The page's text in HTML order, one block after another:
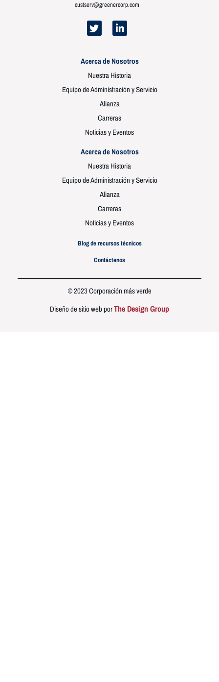
Acerca de Nosotros
Nuestra Historia
Equipo de Administración y Servicio
Alianza
Carreras
Noticias y Eventos
Acerca de Nosotros
Nuestra Historia
Equipo de Administración y Servicio
Alianza
Carreras
Noticias y Eventos
Blog de recursos técnicos
Contáctenos
custserv@greenercorp.com
© 2023 Corporación más verde
Diseño de sitio web porThe Design Group